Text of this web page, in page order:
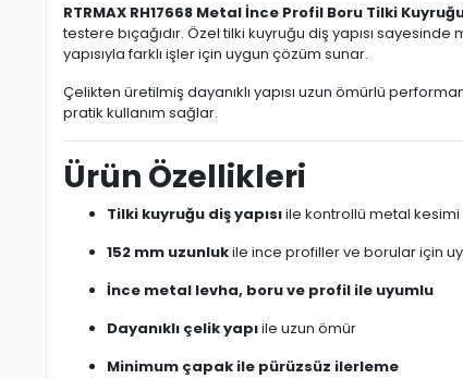
RTRMAX RH17668 Metal İnce Profil Boru Tilki
testere bıçağıdır. Özel tilki kuyruğu diş yapısı
yapısıyla farklı işler için uygun çözüm sunar.
Çelikten üretilmiş dayanıklı yapısı uzun ömürlü
pratik kullanım sağlar.
Ürün Özellikleri
Tilki kuyruğu diş yapısıile kontrollü metal kesimi
152 mm uzunlukile ince profiller ve borular için
İnce metal levha, boru ve profil ile uyumlu
Dayanıklı çelik yapıile uzun ömür
Minimum çapak ile pürüzsüz ilerleme